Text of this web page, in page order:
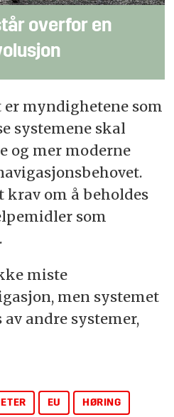
overfor en
myndighetene som
systemene skal
og mer moderne
krav om å beholdes
som
miste
men systemet
andre systemer,
EU HØRING